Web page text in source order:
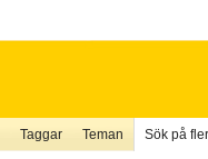
Taggar Teman Sök på